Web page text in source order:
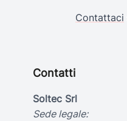
Contattaci
Contatti
Soltec Srl
Sede legale: